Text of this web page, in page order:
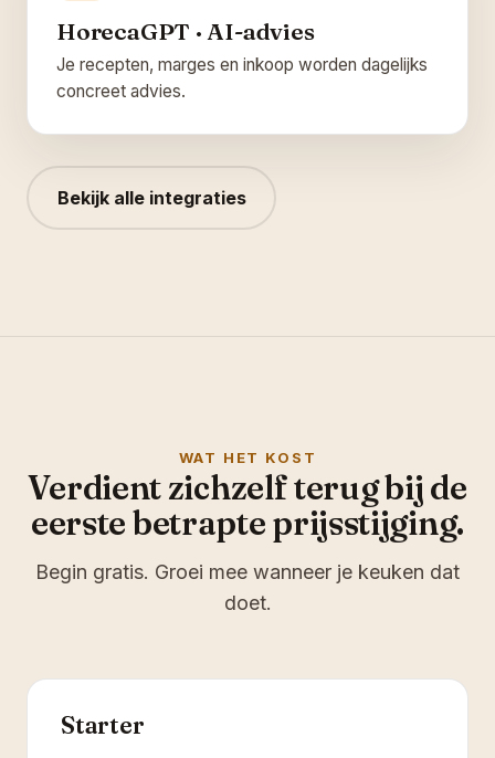
HorecaGPT · AI-advies
Je recepten, marges en inkoop worden dagelijks
concreet advies.
Bekijk alle integraties
WAT HET KOST
Verdient zichzelf terug bij de
eerste betrapte prijsstijging.
Begin gratis. Groei mee wanneer je keuken dat
doet.
Starter